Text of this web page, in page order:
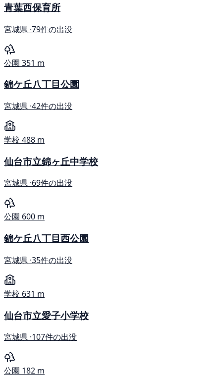
青葉西保育所
宮城県 ·79件の出没
公園 351 m
錦ケ丘八丁目公園
宮城県 ·42件の出没
学校 488 m
仙台市立錦ヶ丘中学校
宮城県 ·69件の出没
公園 600 m
錦ケ丘八丁目西公園
宮城県 ·35件の出没
学校 631 m
仙台市立愛子小学校
宮城県 ·107件の出没
公園 182 m